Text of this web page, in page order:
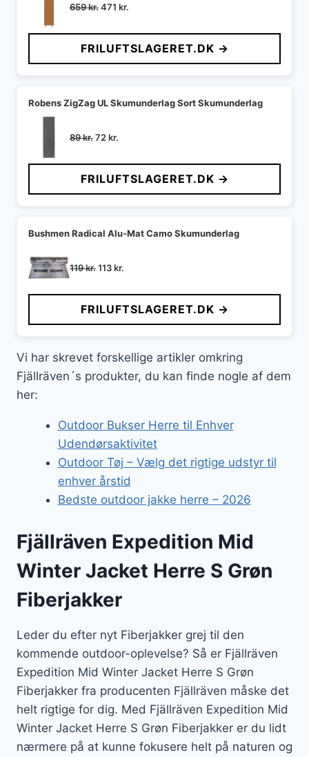
659kr.Den
pris
var:
659 kr..
471 kr.
pris
er:
471 kr..
FRILUFTSLAGERET.DK →
Robens ZigZag UL Skumunderlag Sort Skumunderlag
89kr.Den
pris
var:
89 kr..
72kr.
pris
er:
72 kr..
FRILUFTSLAGERET.DK →
Bushmen Radical Alu-Mat Camo Skumunderlag
119kr.Den
pris
var:
119 kr..
113kr.
pris
er:
113 kr..
FRILUFTSLAGERET.DK →
Vi har skrevet forskellige artikler omkring
Fjällräven´s produkter, du kan finde nogle af dem
her:
Outdoor Bukser Herre til Enhver
Udendørsaktivitet
Outdoor Tøj – Vælg det rigtige udstyr til
enhver årstid
Bedste outdoor jakke herre – 2026
Fjällräven Expedition Mid
Winter Jacket Herre S Grøn
Fiberjakker
Leder du efter nyt Fiberjakker grej til den
kommende outdoor-oplevelse? Så er Fjällräven
Expedition Mid Winter Jacket Herre S Grøn
Fiberjakker fra producenten Fjällräven måske det
helt rigtige for dig. Med Fjällräven Expedition Mid
Winter Jacket Herre S Grøn Fiberjakker er du lidt
nærmere på at kunne fokusere helt på naturen og